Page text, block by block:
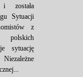
została
Sytuacji
z
polskich
sytuację